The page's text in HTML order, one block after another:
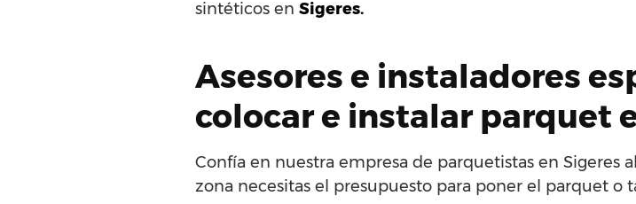
sintéticos en Sigeres.
Asesores e instaladores
colocar e instalar parquet
Confía en nuestra empresa de parquetistas en Sigeres
zona necesitas el presupuesto para poner el parquet o